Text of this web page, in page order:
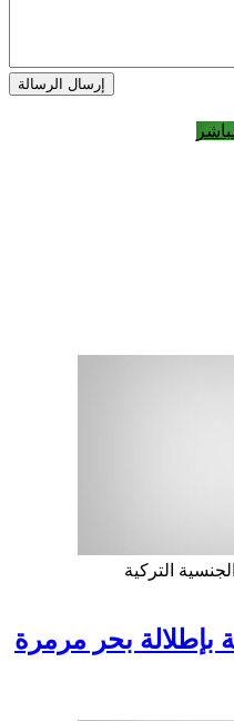
إرسال الرسالة
التركية